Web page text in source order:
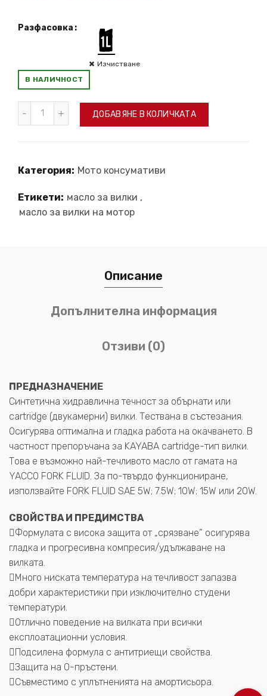
Разфасовка
Изчистване
В НАЛИЧНОСТ
количество за Fork Fluid 2,5w 1L
ДОБАВЯНЕ В КОЛИЧКАТА
Категория: Мото консумативи
Етикети: масло за вилки ,
масло за вилки на мотор
Описание
Допълнителна информация
Отзиви (0)
ПРЕДНАЗНАЧЕНИЕ
Синтетична хидравлична течност за обърнати или
cartridge (двукамерни) вилки. Тествана в състезания.
Осигурява оптимална и гладка работа на окачването. В
частност препоръчана за KAYABA cartridge-тип вилки.
Това е възможно най-течливото масло от гамата на
YACCO FORK FLUID. За по-твърдо функциониране,
използвайте FORK FLUID SAE 5W; 7.5W; 10W; 15W или 20W.
СВОЙСТВА И ПРЕДИМСТВА
Формулата с висока защита от „срязване” осигурява
гладка и прогресивна компресия/удължаване на
вилката.
Много ниската температура на течливост запазва
добри характеристики при изключително студени
температури.
Отлично поведение на вилката при всички
експлоатационни условия.
Подсилена формула с антитриещи свойства.
Защита на О-пръстени.
Съвместимо с уплътненията на амортисьора.